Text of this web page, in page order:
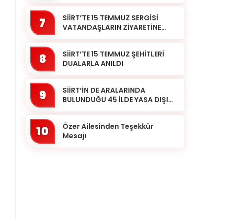
7
SİİRT’TE 15 TEMMUZ SERGİSİ
VATANDAŞLARIN ZİYARETİNE
8
SİİRT’TE 15 TEMMUZ ŞEHİTLERİ
DUALARLA ANILDI
9
SİİRT’İN DE ARALARINDA
BULUNDUĞU 45 İLDE YASA DIŞI
10
Özer Ailesinden Teşekkür
Mesajı